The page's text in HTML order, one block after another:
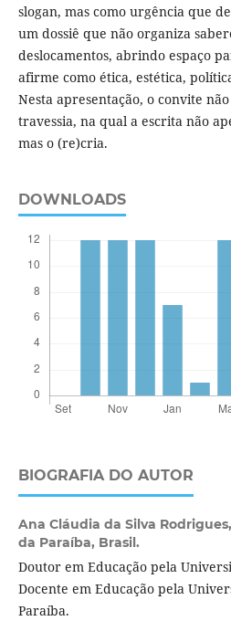
slogan, mas como urgência que
um dossiê que não organiza
deslocamentos, abrindo espaço
afirme como ética, estética,
Nesta apresentação, o convite
travessia, na qual a escrita não
mas o (re)cria.
DOWNLOADS
BIOGRAFIA DO AUTOR
Ana Cláudia da Silva Rodrigues,
da Paraíba, Brasil.
Doutor em Educação pela
Docente em Educação pela
Paraíba.